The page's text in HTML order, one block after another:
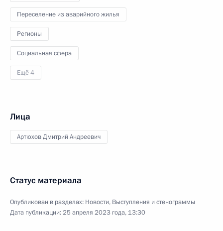
Переселение из аварийного жилья
Регионы
Социальная сфера
Ещё 4
Лица
Артюхов Дмитрий Андреевич
Статус материала
Опубликован в разделах: Новости, Выступления и стенограммы
Дата публикации:25 апреля 2023 года, 13:30